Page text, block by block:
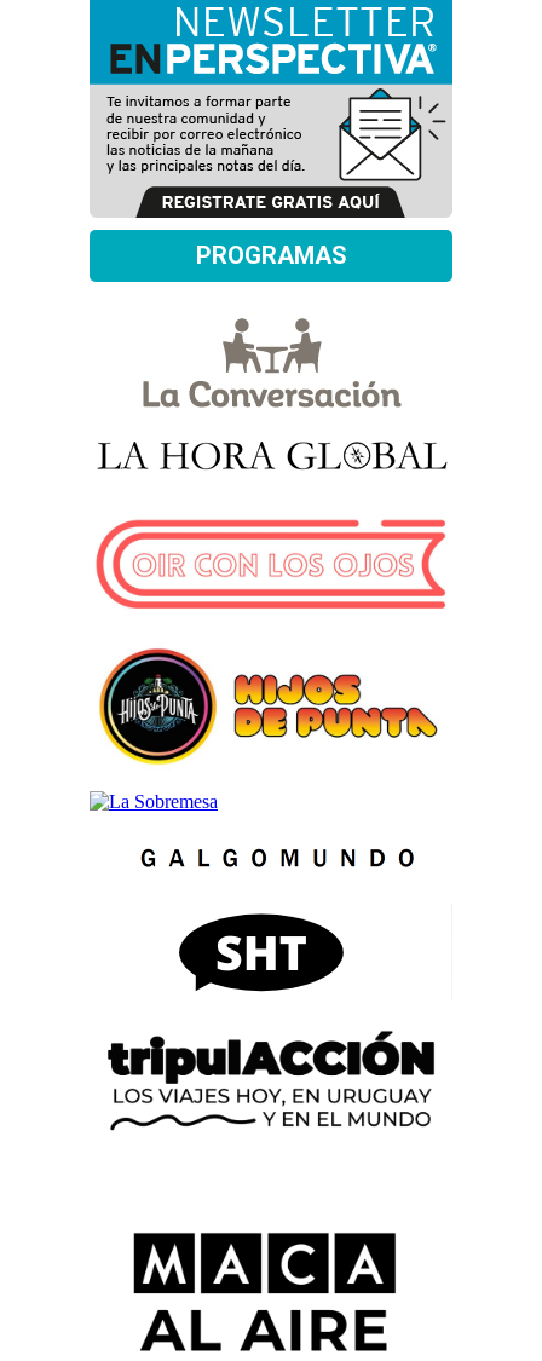
PROGRAMAS